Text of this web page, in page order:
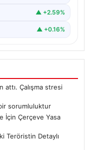
▲ +2.59%
▲ +0.16%
Çalışma stresi
sorumluluktur
İçin Çerçeve Yasa
Teröristin Detaylı